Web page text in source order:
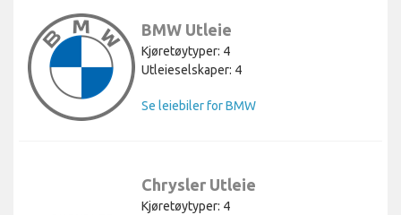
BMW Utleie
Kjøretøytyper: 4
Utleieselskaper: 4
Se leiebiler for BMW
Chrysler Utleie
Kjøretøytyper: 4